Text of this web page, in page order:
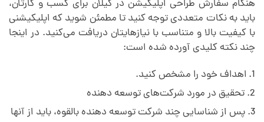
هنگام سفارش طراحی اپلیکیشن در گیلان برای کسب و کارتان،
باید به نکات متعددی توجه کنید تا مطمئن شوید که اپلیکیشنی
با کیفیت بالا و متناسب با نیازهایتان دریافت می‌کنید. در اینجا
چند نکته کلیدی آورده شده است:
اهداف خود را مشخص کنید.
تحقیق در مورد شرکت‌های توسعه دهنده
پس از شناسایی چند شرکت توسعه دهنده بالقوه، باید از آنها